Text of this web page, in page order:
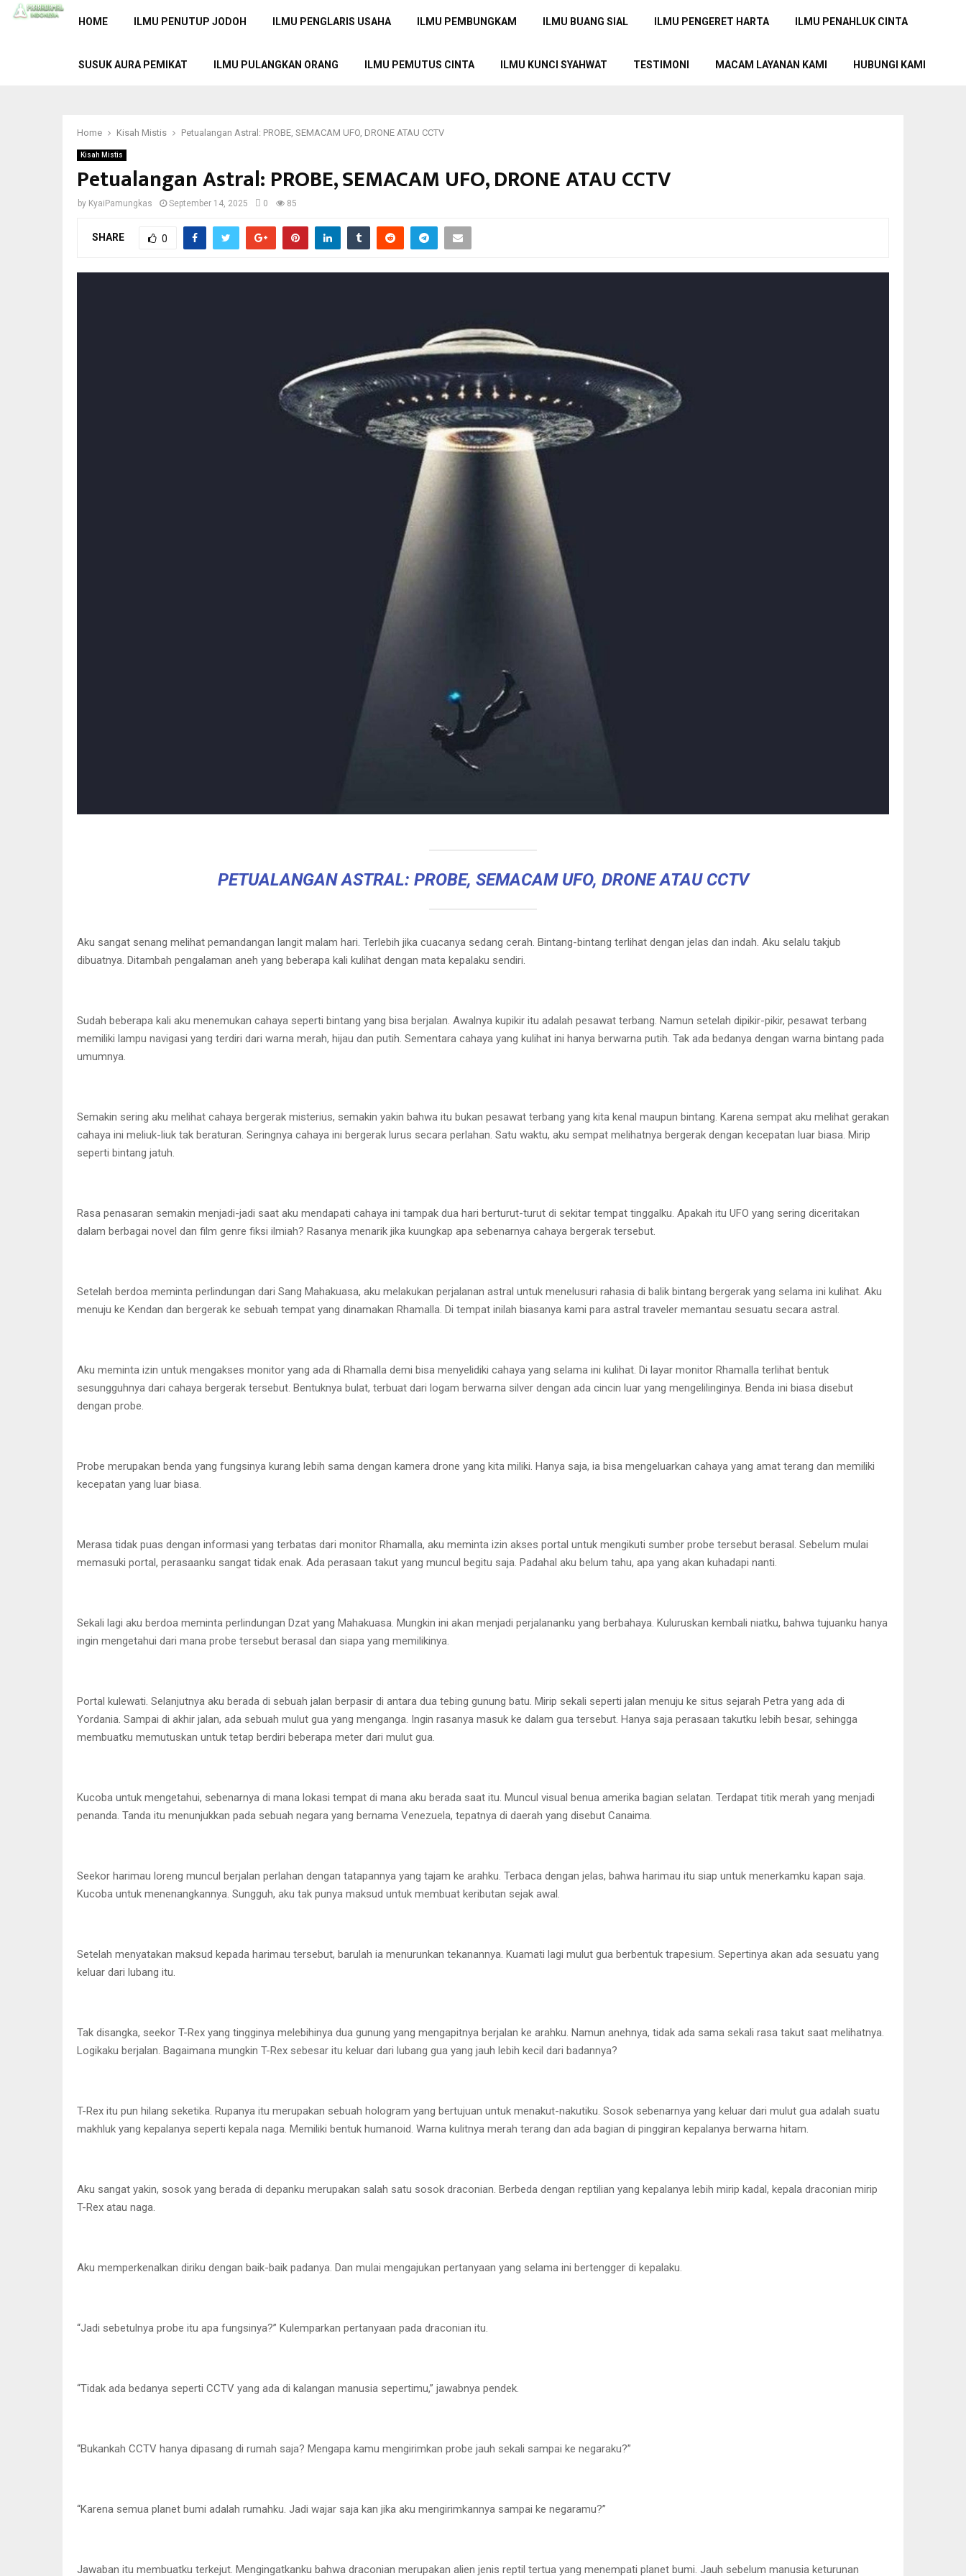
HOME ILMU PENUTUP JODOH ILMU PENGLARIS USAHA ILMU PEMBUNGKAM ILMU BUANG SIAL ILMU PENGERET HARTA ILMU PENAHLUK CINTA
SUSUK AURA PEMIKAT ILMU PULANGKAN ORANG ILMU PEMUTUS CINTA ILMU KUNCI SYAHWAT TESTIMONI MACAM LAYANAN KAMI HUBUNGI KAMI
Home Kisah Mistis Petualangan Astral: PROBE, SEMACAM UFO, DRONE ATAU CCTV
Kisah Mistis
Petualangan Astral: PROBE, SEMACAM UFO, DRONE ATAU CCTV
by KyaiPamungkas September 14, 2025 0 85
SHARE 0
PETUALANGAN ASTRAL: PROBE, SEMACAM UFO, DRONE ATAU CCTV
Aku sangat senang melihat pemandangan langit malam hari. Terlebih jika cuacanya sedang cerah. Bintang-bintang terlihat dengan jelas dan indah. Aku selalu takjub
dibuatnya. Ditambah pengalaman aneh yang beberapa kali kulihat dengan mata kepalaku sendiri.
Sudah beberapa kali aku menemukan cahaya seperti bintang yang bisa berjalan. Awalnya kupikir itu adalah pesawat terbang. Namun setelah dipikir-pikir, pesawat terbang
memiliki lampu navigasi yang terdiri dari warna merah, hijau dan putih. Sementara cahaya yang kulihat ini hanya berwarna putih. Tak ada bedanya dengan warna bintang pada
umumnya.
Semakin sering aku melihat cahaya bergerak misterius, semakin yakin bahwa itu bukan pesawat terbang yang kita kenal maupun bintang. Karena sempat aku melihat gerakan
cahaya ini meliuk-liuk tak beraturan. Seringnya cahaya ini bergerak lurus secara perlahan. Satu waktu, aku sempat melihatnya bergerak dengan kecepatan luar biasa. Mirip
seperti bintang jatuh.
Rasa penasaran semakin menjadi-jadi saat aku mendapati cahaya ini tampak dua hari berturut-turut di sekitar tempat tinggalku. Apakah itu UFO yang sering diceritakan
dalam berbagai novel dan film genre fiksi ilmiah? Rasanya menarik jika kuungkap apa sebenarnya cahaya bergerak tersebut.
Setelah berdoa meminta perlindungan dari Sang Mahakuasa, aku melakukan perjalanan astral untuk menelusuri rahasia di balik bintang bergerak yang selama ini kulihat. Aku
menuju ke Kendan dan bergerak ke sebuah tempat yang dinamakan Rhamalla. Di tempat inilah biasanya kami para astral traveler memantau sesuatu secara astral.
Aku meminta izin untuk mengakses monitor yang ada di Rhamalla demi bisa menyelidiki cahaya yang selama ini kulihat. Di layar monitor Rhamalla terlihat bentuk
sesungguhnya dari cahaya bergerak tersebut. Bentuknya bulat, terbuat dari logam berwarna silver dengan ada cincin luar yang mengelilinginya. Benda ini biasa disebut
dengan probe.
Probe merupakan benda yang fungsinya kurang lebih sama dengan kamera drone yang kita miliki. Hanya saja, ia bisa mengeluarkan cahaya yang amat terang dan memiliki
kecepatan yang luar biasa.
Merasa tidak puas dengan informasi yang terbatas dari monitor Rhamalla, aku meminta izin akses portal untuk mengikuti sumber probe tersebut berasal. Sebelum mulai
memasuki portal, perasaanku sangat tidak enak. Ada perasaan takut yang muncul begitu saja. Padahal aku belum tahu, apa yang akan kuhadapi nanti.
Sekali lagi aku berdoa meminta perlindungan Dzat yang Mahakuasa. Mungkin ini akan menjadi perjalananku yang berbahaya. Kuluruskan kembali niatku, bahwa tujuanku hanya
ingin mengetahui dari mana probe tersebut berasal dan siapa yang memilikinya.
Portal kulewati. Selanjutnya aku berada di sebuah jalan berpasir di antara dua tebing gunung batu. Mirip sekali seperti jalan menuju ke situs sejarah Petra yang ada di
Yordania. Sampai di akhir jalan, ada sebuah mulut gua yang menganga. Ingin rasanya masuk ke dalam gua tersebut. Hanya saja perasaan takutku lebih besar, sehingga
membuatku memutuskan untuk tetap berdiri beberapa meter dari mulut gua.
Kucoba untuk mengetahui, sebenarnya di mana lokasi tempat di mana aku berada saat itu. Muncul visual benua amerika bagian selatan. Terdapat titik merah yang menjadi
penanda. Tanda itu menunjukkan pada sebuah negara yang bernama Venezuela, tepatnya di daerah yang disebut Canaima.
Seekor harimau loreng muncul berjalan perlahan dengan tatapannya yang tajam ke arahku. Terbaca dengan jelas, bahwa harimau itu siap untuk menerkamku kapan saja.
Kucoba untuk menenangkannya. Sungguh, aku tak punya maksud untuk membuat keributan sejak awal.
Setelah menyatakan maksud kepada harimau tersebut, barulah ia menurunkan tekanannya. Kuamati lagi mulut gua berbentuk trapesium. Sepertinya akan ada sesuatu yang
keluar dari lubang itu.
Tak disangka, seekor T-Rex yang tingginya melebihinya dua gunung yang mengapitnya berjalan ke arahku. Namun anehnya, tidak ada sama sekali rasa takut saat melihatnya.
Logikaku berjalan. Bagaimana mungkin T-Rex sebesar itu keluar dari lubang gua yang jauh lebih kecil dari badannya?
T-Rex itu pun hilang seketika. Rupanya itu merupakan sebuah hologram yang bertujuan untuk menakut-nakutiku. Sosok sebenarnya yang keluar dari mulut gua adalah suatu
makhluk yang kepalanya seperti kepala naga. Memiliki bentuk humanoid. Warna kulitnya merah terang dan ada bagian di pinggiran kepalanya berwarna hitam.
Aku sangat yakin, sosok yang berada di depanku merupakan salah satu sosok draconian. Berbeda dengan reptilian yang kepalanya lebih mirip kadal, kepala draconian mirip
T-Rex atau naga.
Aku memperkenalkan diriku dengan baik-baik padanya. Dan mulai mengajukan pertanyaan yang selama ini bertengger di kepalaku.
“Jadi sebetulnya probe itu apa fungsinya?” Kulemparkan pertanyaan pada draconian itu.
“Tidak ada bedanya seperti CCTV yang ada di kalangan manusia sepertimu,” jawabnya pendek.
“Bukankah CCTV hanya dipasang di rumah saja? Mengapa kamu mengirimkan probe jauh sekali sampai ke negaraku?”
“Karena semua planet bumi adalah rumahku. Jadi wajar saja kan jika aku mengirimkannya sampai ke negaramu?”
Jawaban itu membuatku terkejut. Mengingatkanku bahwa draconian merupakan alien jenis reptil tertua yang menempati planet bumi. Jauh sebelum manusia keturunan